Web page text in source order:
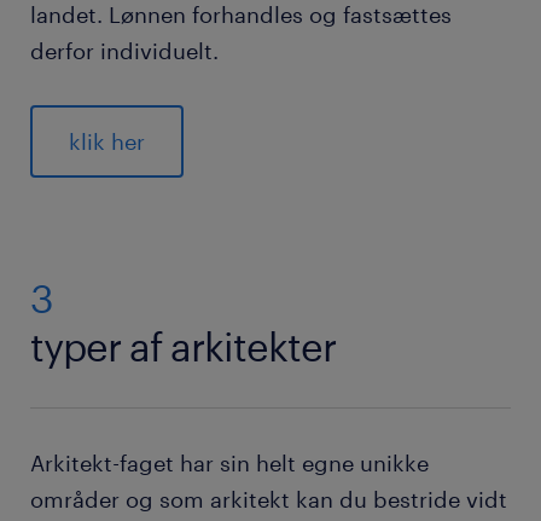
landet. Lønnen forhandles og fastsættes
derfor individuelt.
klik her
3
typer af arkitekter
Arkitekt-faget har sin helt egne unikke
områder og som arkitekt kan du bestride vidt